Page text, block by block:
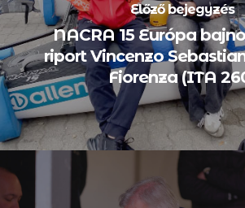
Előző bejegyzés
NACRA 15 Európa
riport Vincenzo
Fiorenza (ITA